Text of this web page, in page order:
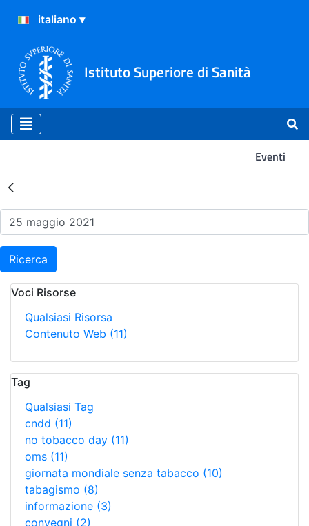
Istituto Superiore di Sanità
Eventi
Risultati della Ricerca -
Ricerca
Voci Risorse
Qualsiasi Risorsa
Contenuto Web (11)
Tag
Qualsiasi Tag
cndd (11)
no tobacco day (11)
oms (11)
giornata mondiale senza tabacco (10)
tabagismo (8)
informazione (3)
convegni (2)